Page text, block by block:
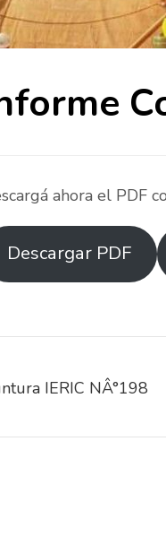
ahora el PDF
Descargar PDF
IERIC NÂ°198